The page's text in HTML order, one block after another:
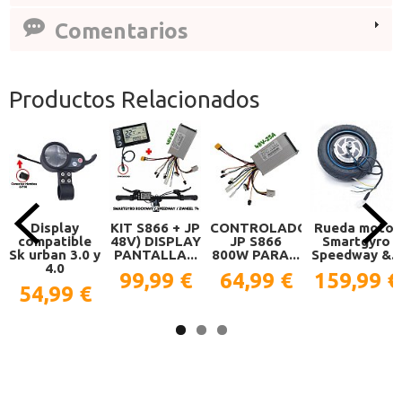
Comentarios
Productos Relacionados
Display
compatible
Sk urban 3.0 y
4.0
54,99 €
KIT S866 + JP
48V) DISPLAY
PANTALLA...
99,99 €
CONTROLADORA
JP S866
800W PARA...
64,99 €
Rueda motor
Smartgyro
Speedway &...
159,99 €